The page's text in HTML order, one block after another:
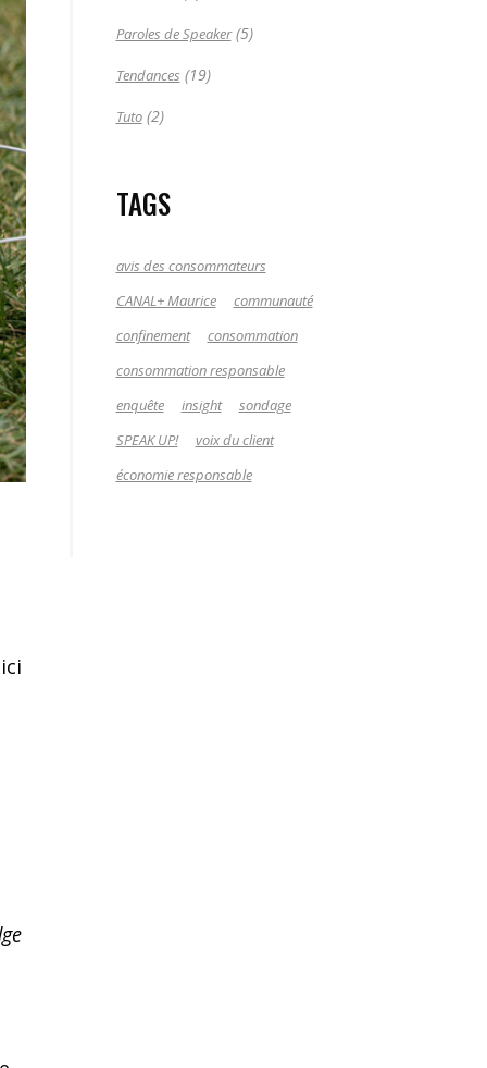
Paroles de Speaker(5)
Tendances (19)
Tuto(2)
TAGS
avis des consommateurs
CANAL+ Maurice
communauté
confinement
consommation
consommation responsable
enquête
insight
sondage
SPEAK UP!
voix du client
économie responsable